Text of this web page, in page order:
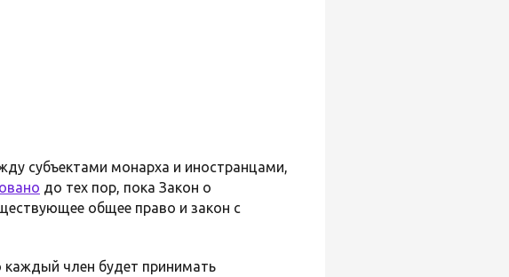
субъектами монарха и иностранцами,
до тех пор, пока Закон о
общее право и закон с
каждый член будет принимать